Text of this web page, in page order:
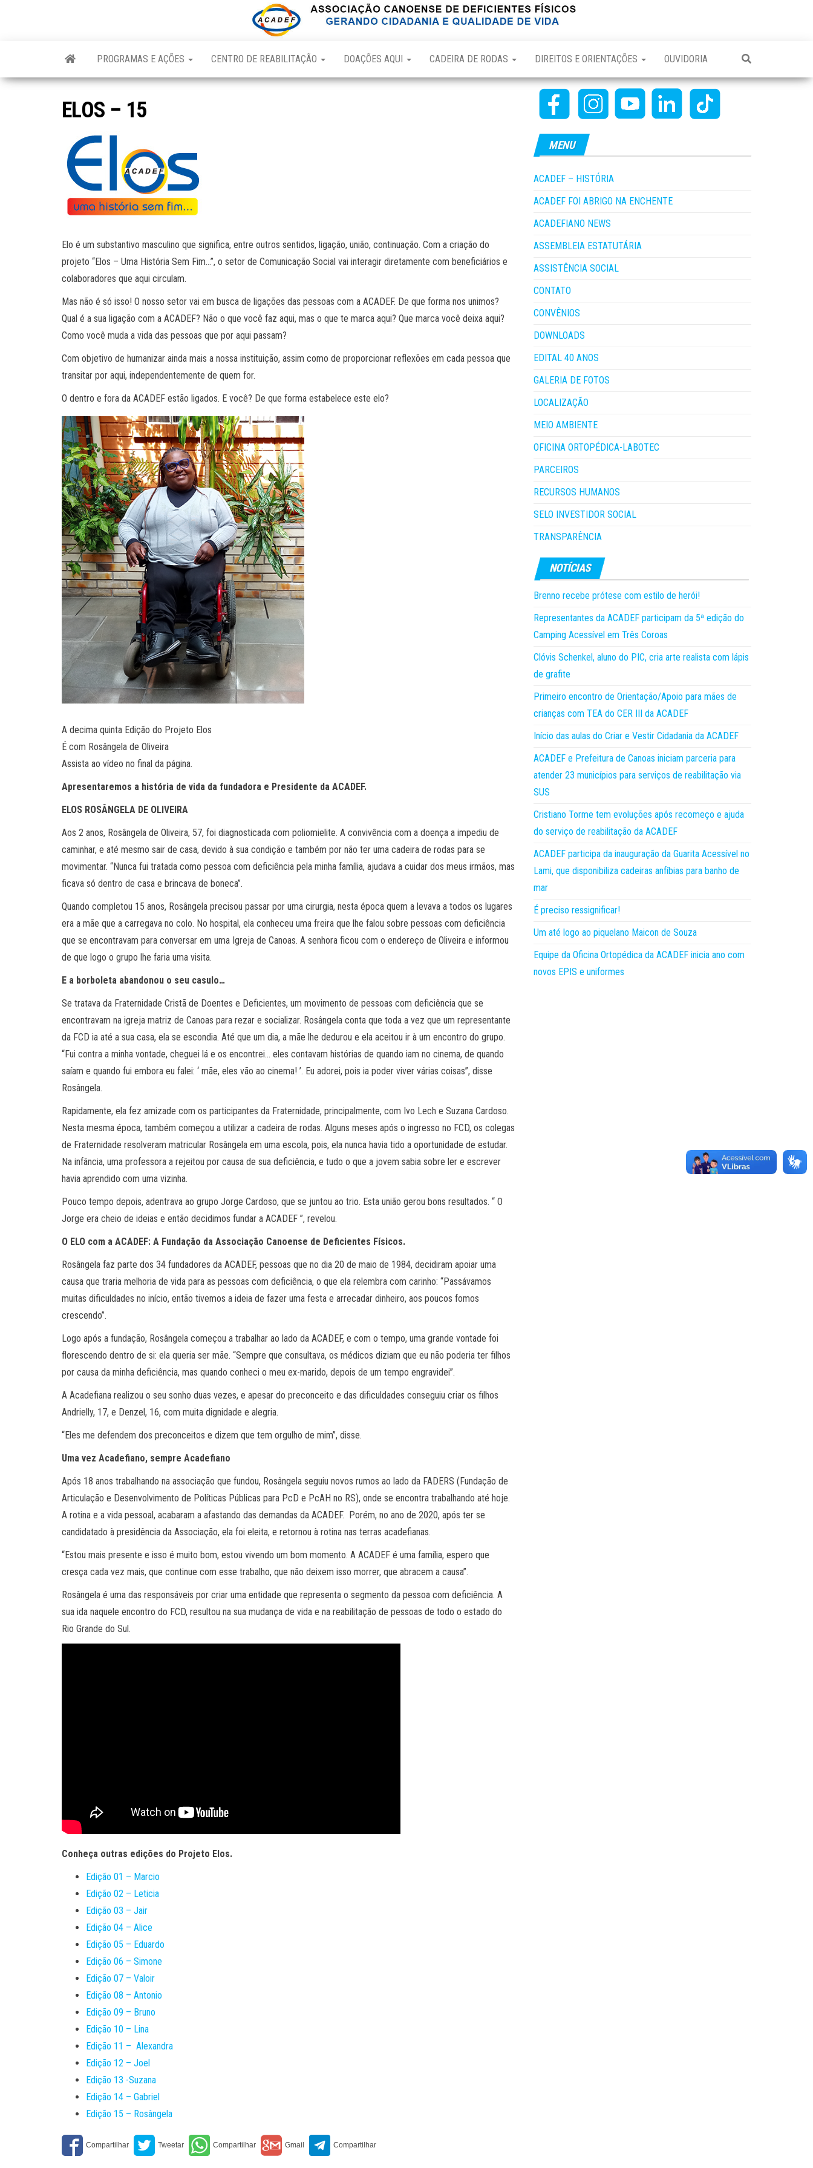
PROGRAMAS E AÇÕES CENTRO DE REABILITAÇÃO DOAÇÕES AQUI CADEIRA DE RODAS DIREITOS E ORIENTAÇÕES OUVIDORIA
ELOS – 15
Elo é um substantivo masculino que significa, entre outros sentidos, ligação, união, continuação. Com a criação do
projeto “Elos – Uma História Sem Fim…”, o setor de Comunicação Social vai interagir diretamente com beneficiários e
colaboradores que aqui circulam.
Mas não é só isso! O nosso setor vai em busca de ligações das pessoas com a ACADEF. De que forma nos unimos?
Qual é a sua ligação com a ACADEF? Não o que você faz aqui, mas o que te marca aqui? Que marca você deixa aqui?
Como você muda a vida das pessoas que por aqui passam?
Com objetivo de humanizar ainda mais a nossa instituição, assim como de proporcionar reflexões em cada pessoa que
transitar por aqui, independentemente de quem for.
O dentro e fora da ACADEF estão ligados. E você? De que forma estabelece este elo?
A decima quinta Edição do Projeto Elos
É com Rosângela de Oliveira
Assista ao vídeo no final da página.
Apresentaremos a história de vida da fundadora e Presidente da ACADEF.
ELOS ROSÂNGELA DE OLIVEIRA
Aos 2 anos, Rosângela de Oliveira, 57, foi diagnosticada com poliomielite. A convivência com a doença a impediu de
caminhar, e até mesmo sair de casa, devido à sua condição e também por não ter uma cadeira de rodas para se
movimentar. “Nunca fui tratada como pessoa com deficiência pela minha família, ajudava a cuidar dos meus irmãos, mas
ficava só dentro de casa e brincava de boneca”.
Quando completou 15 anos, Rosângela precisou passar por uma cirurgia, nesta época quem a levava a todos os lugares
era a mãe que a carregava no colo. No hospital, ela conheceu uma freira que lhe falou sobre pessoas com deficiência
que se encontravam para conversar em uma Igreja de Canoas. A senhora ficou com o endereço de Oliveira e informou
de que logo o grupo lhe faria uma visita.
E a borboleta abandonou o seu casulo…
Se tratava da Fraternidade Cristã de Doentes e Deficientes, um movimento de pessoas com deficiência que se
encontravam na igreja matriz de Canoas para rezar e socializar. Rosângela conta que toda a vez que um representante
da FCD ia até a sua casa, ela se escondia. Até que um dia, a mãe lhe dedurou e ela aceitou ir à um encontro do grupo.
“Fui contra a minha vontade, cheguei lá e os encontrei… eles contavam histórias de quando iam no cinema, de quando
saíam e quando fui embora eu falei: ‘ mãe, eles vão ao cinema! ’. Eu adorei, pois ia poder viver várias coisas”, disse
Rosângela.
Rapidamente, ela fez amizade com os participantes da Fraternidade, principalmente, com Ivo Lech e Suzana Cardoso.
Nesta mesma época, também começou a utilizar a cadeira de rodas. Alguns meses após o ingresso no FCD, os colegas
de Fraternidade resolveram matricular Rosângela em uma escola, pois, ela nunca havia tido a oportunidade de estudar.
Na infância, uma professora a rejeitou por causa de sua deficiência, e tudo o que a jovem sabia sobre ler e escrever
havia aprendido com uma vizinha.
Pouco tempo depois, adentrava ao grupo Jorge Cardoso, que se juntou ao trio. Esta união gerou bons resultados. “ O
Jorge era cheio de ideias e então decidimos fundar a ACADEF ”, revelou.
O ELO com a ACADEF: A Fundação da Associação Canoense de Deficientes Físicos.
Rosângela faz parte dos 34 fundadores da ACADEF, pessoas que no dia 20 de maio de 1984, decidiram apoiar uma
causa que traria melhoria de vida para as pessoas com deficiência, o que ela relembra com carinho: “Passávamos
muitas dificuldades no início, então tivemos a ideia de fazer uma festa e arrecadar dinheiro, aos poucos fomos
crescendo”.
Logo após a fundação, Rosângela começou a trabalhar ao lado da ACADEF, e com o tempo, uma grande vontade foi
florescendo dentro de si: ela queria ser mãe. “Sempre que consultava, os médicos diziam que eu não poderia ter filhos
por causa da minha deficiência, mas quando conheci o meu ex-marido, depois de um tempo engravidei”.
A Acadefiana realizou o seu sonho duas vezes, e apesar do preconceito e das dificuldades conseguiu criar os filhos
Andrielly, 17, e Denzel, 16, com muita dignidade e alegria.
“Eles me defendem dos preconceitos e dizem que tem orgulho de mim”, disse.
Uma vez Acadefiano, sempre Acadefiano
Após 18 anos trabalhando na associação que fundou, Rosângela seguiu novos rumos ao lado da FADERS (Fundação de
Articulação e Desenvolvimento de Políticas Públicas para PcD e PcAH no RS), onde se encontra trabalhando até hoje.
A rotina e a vida pessoal, acabaram a afastando das demandas da ACADEF. Porém, no ano de 2020, após ter se
candidatado à presidência da Associação, ela foi eleita, e retornou à rotina nas terras acadefianas.
“Estou mais presente e isso é muito bom, estou vivendo um bom momento. A ACADEF é uma família, espero que
cresça cada vez mais, que continue com esse trabalho, que não deixem isso morrer, que abracem a causa”.
Rosângela é uma das responsáveis por criar uma entidade que representa o segmento da pessoa com deficiência. A
sua ida naquele encontro do FCD, resultou na sua mudança de vida e na reabilitação de pessoas de todo o estado do
Rio Grande do Sul.
Conheça outras edições do Projeto Elos.
Edição 01 – Marcio
Edição 02 – Leticia
Edição 03 – Jair
Edição 04 – Alice
Edição 05 – Eduardo
Edição 06 – Simone
Edição 07 – Valoir
Edição 08 – Antonio
Edição 09 – Bruno
Edição 10 – Lina
Edição 11 – Alexandra
Edição 12 – Joel
Edição 13 -Suzana
Edição 14 – Gabriel
Edição 15 – Rosângela
MENU
ACADEF – HISTÓRIA
ACADEF FOI ABRIGO NA ENCHENTE
ACADEFIANO NEWS
ASSEMBLEIA ESTATUTÁRIA
ASSISTÊNCIA SOCIAL
CONTATO
CONVÊNIOS
DOWNLOADS
EDITAL 40 ANOS
GALERIA DE FOTOS
LOCALIZAÇÃO
MEIO AMBIENTE
OFICINA ORTOPÉDICA-LABOTEC
PARCEIROS
RECURSOS HUMANOS
SELO INVESTIDOR SOCIAL
TRANSPARÊNCIA
Brenno recebe prótese com estilo de herói!
Representantes da ACADEF participam da 5ª edição do
Camping Acessível em Três Coroas
Clóvis Schenkel, aluno do PIC, cria arte realista com lápis
de grafite
Primeiro encontro de Orientação/Apoio para mães de
crianças com TEA do CER III da ACADEF
Início das aulas do Criar e Vestir Cidadania da ACADEF
ACADEF e Prefeitura de Canoas iniciam parceria para
atender 23 municípios para serviços de reabilitação via
SUS
Cristiano Torme tem evoluções após recomeço e ajuda
do serviço de reabilitação da ACADEF
ACADEF participa da inauguração da Guarita Acessível no
Lami, que disponibiliza cadeiras anfíbias para banho de
mar
É preciso ressignificar!
Um até logo ao piquelano Maicon de Souza
Equipe da Oficina Ortopédica da ACADEF inicia ano com
novos EPIS e uniformes